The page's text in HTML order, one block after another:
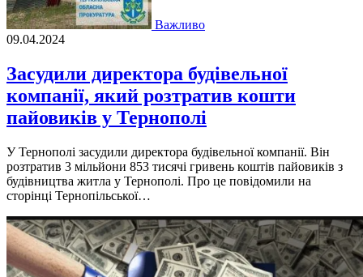
Важливо
09.04.2024
Засудили директора будівельної
компанії, який розтратив кошти
пайовиків у Тернополі
У Тернополі засудили директора будівельної компанії. Він
розтратив 3 мільйони 853 тисячі гривень коштів пайовиків з
будівництва житла у Тернополі. Про це повідомили на
сторінці Тернопільської…